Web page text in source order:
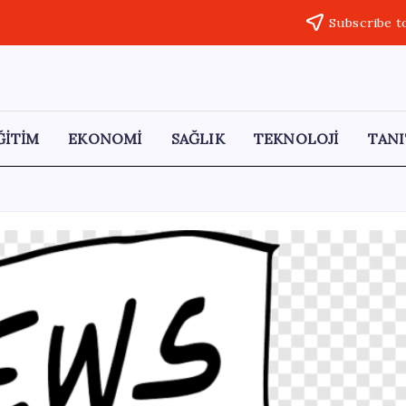
Subscribe
EKONOMİ SAĞLIK TEKNOLOJİ